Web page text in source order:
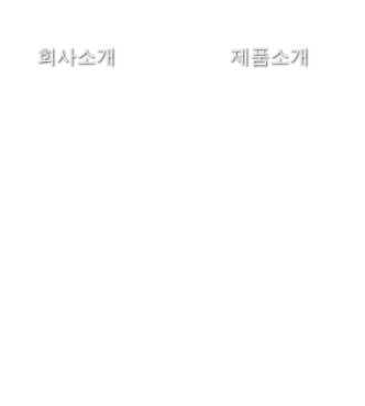
회사소개 제품소개